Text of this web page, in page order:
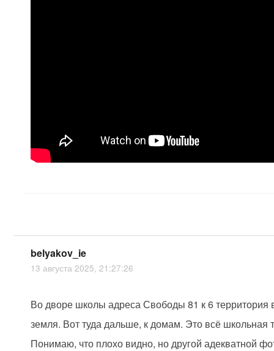
belyakov_ie
13 августа 2025, 21:27:26
Во дворе школы адреса Свободы 81 к 6 территория
земля. Вот туда дальше, к домам. Это всё школьная
Понимаю, что плохо видно, но другой адекватной